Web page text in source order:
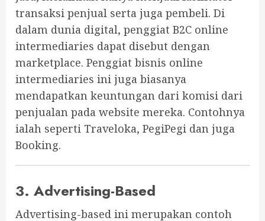
transaksi penjual serta juga pembeli. Di
dalam dunia digital, penggiat B2C online
intermediaries dapat disebut dengan
marketplace. Penggiat bisnis online
intermediaries ini juga biasanya
mendapatkan keuntungan dari komisi dari
penjualan pada website mereka. Contohnya
ialah seperti Traveloka, PegiPegi dan juga
Booking.
3. Advertising-Based
Advertising-based ini merupakan contoh